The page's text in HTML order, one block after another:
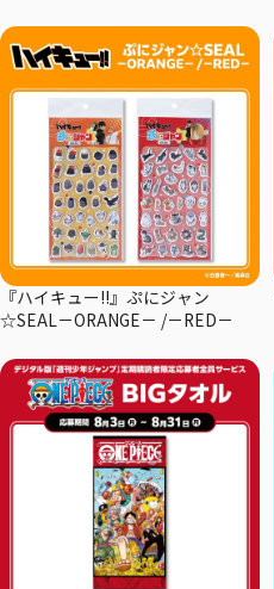
『ハイキュー!!』ぷにジャン
☆SEAL－ORANGE－ /－RED－